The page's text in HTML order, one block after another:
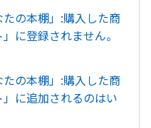
の本棚」:購入した商
に登録されません。
の本棚」:購入した商
に追加されるのはい